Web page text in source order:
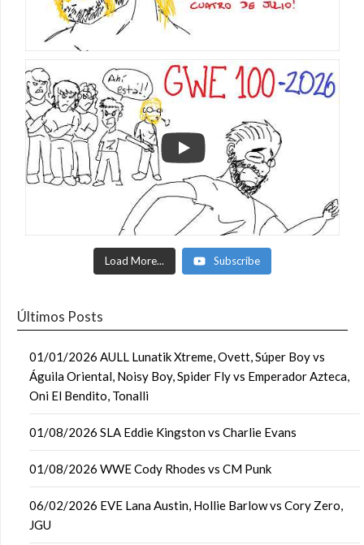
Load More... Subscribe
Últimos Posts
01/01/2026 AULL Lunatik Xtreme, Ovett, Súper Boy vs
Águila Oriental, Noisy Boy, Spider Fly vs Emperador Azteca,
Oni El Bendito, Tonalli
01/08/2026 SLA Eddie Kingston vs Charlie Evans
01/08/2026 WWE Cody Rhodes vs CM Punk
06/02/2026 EVE Lana Austin, Hollie Barlow vs Cory Zero,
JGU